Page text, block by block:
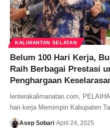
KALIMANTAN SELATAN
Belum 100 Hari Kerja,
Raih Berbagai Prestasi
Penghargaan
lenterakalimanatan.com,
hari kerja Memimpin Kabupaten
Asep Sobari April 24, 2025